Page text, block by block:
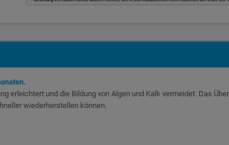
erleichtert und die Bildung von Algen und Kalk vermeidet. Das
wiederherstellen können.